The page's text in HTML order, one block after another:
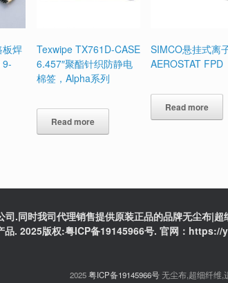
板焊
9-
Texwipe TX761D-CASE
6.457″聚酯针织防静电
棉签，Alpha系列
Read more
SIMCO悬挂式离
AEROSTAT FPD
Read more
.同时我司代理销售提供原装正品的品牌无尘布|
品. 2025版权:粤ICP备19145966号. 官网：
2025粤ICP备19145966号无尘布,超细纤维,